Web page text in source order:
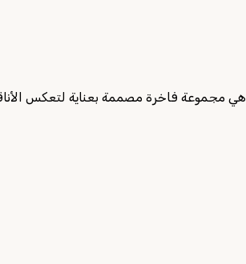
هي مجموعة فاخرة مصممة بعناية لتعكس